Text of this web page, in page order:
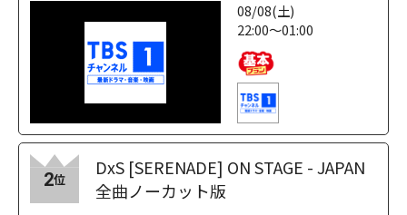
08/08(土)
22:00～01:00
2位
DxS [SERENADE] ON STAGE - JAPAN
全曲ノーカット版